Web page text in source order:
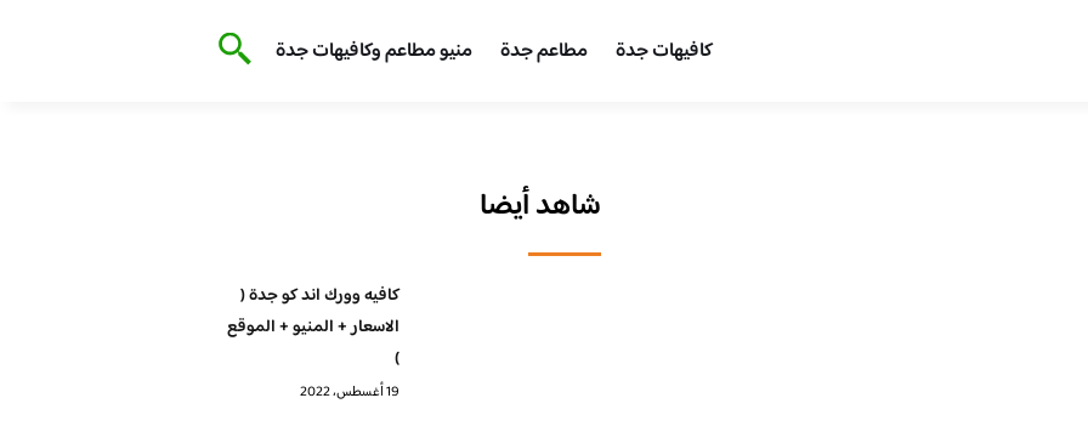
كافيهات جدة مطاعم جدة منيو مطاعم وكافيهات جدة
شاهد أيضا
كافيه وورك اند كو جدة (
الاسعار + المنيو + الموقع
)
19 أغسطس، 2022